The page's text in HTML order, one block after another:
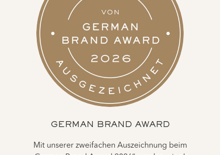
GERMAN BRAND AWARD
Mit unserer zweifachen Auszeichnung beim